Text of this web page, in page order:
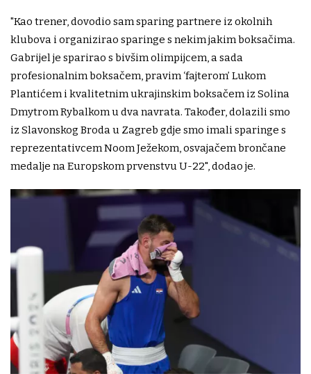
"Kao trener, dovodio sam sparing partnere iz okolnih
klubova i organizirao sparinge s nekim jakim boksačima.
Gabrijel je sparirao s bivšim olimpijcem, a sada
profesionalnim boksačem, pravim ‘fajterom’ Lukom
Plantićem i kvalitetnim ukrajinskim boksačem iz Solina
Dmytrom Rybalkom u dva navrata. Također, dolazili smo
iz Slavonskog Broda u Zagreb gdje smo imali sparinge s
reprezentativcem Noom Ježekom, osvajačem brončane
medalje na Europskom prvenstvu U-22", dodao je.